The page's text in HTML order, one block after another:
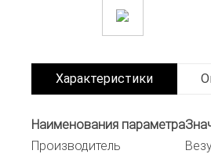
Характеристики
Наименования параметра
Производитель